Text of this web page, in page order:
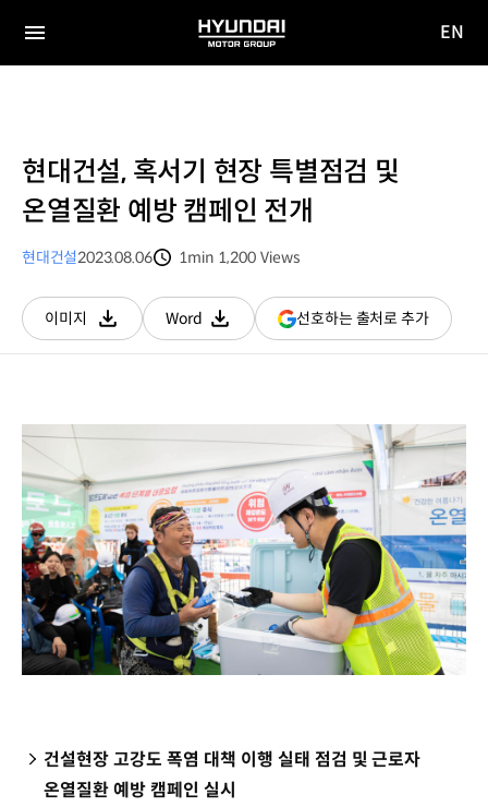
전체
HYUNDAI
MOTOR
EN
현대건설, 혹서기 현장 특별점검 및
온열질환 예방 캠페인 전개
현대건설2023.08.06
1min 1,200 Views
이미지
다운로드
Word
다운로드
선호하는 출처로 추가(새
창
건설현장 고강도 폭염 대책 이행 실태 점검 및 근로자
온열질환 예방 캠페인 실시